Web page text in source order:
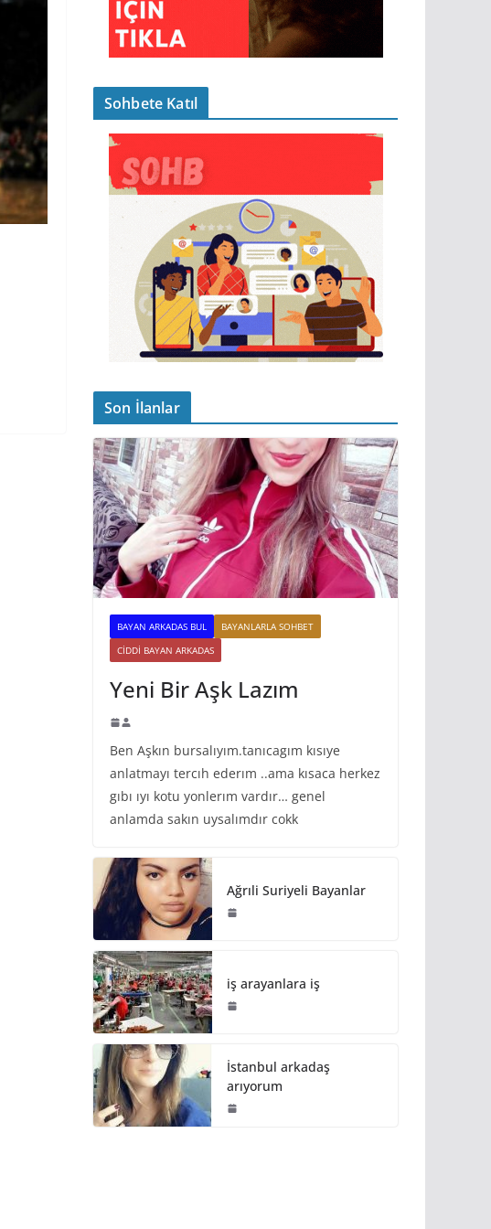
Sohbete Katıl
Son İlanlar
BAYAN ARKADAS BUL
BAYANLARLA SOHBET
CIDDI BAYAN ARKADAS
Yeni Bir Aşk Lazım
Ben Aşkın bursalıyım.tanıcagım kısıye
anlatmayı tercıh ederım ..ama kısaca herkez
gıbı ıyı kotu yonlerım vardır… genel
anlamda sakın uysalımdır cokk
Ağrıli Suriyeli Bayanlar
iş arayanlara iş
İstanbul arkadaş
arıyorum